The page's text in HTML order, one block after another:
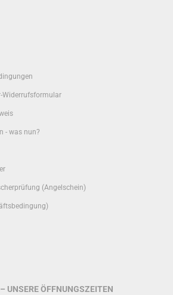
Widerrufsformular
- was nun?
(Angelschein)
UNSERE ÖFFNUNGSZEITEN